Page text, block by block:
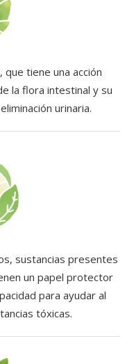
que tiene una acción
la flora intestinal y su
urinaria.
sustancias presentes
un papel protector
para ayudar al
tóxicas.